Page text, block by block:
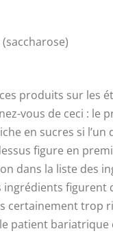
produits sur les
vous de ceci : le
en sucres si l’un
figure en
dans la liste des
ingrédients figurent
certainement trop
patient